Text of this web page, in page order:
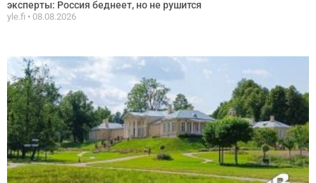
эксперты: Россия беднеет, но не рушится
yle.fi 08.08.2026